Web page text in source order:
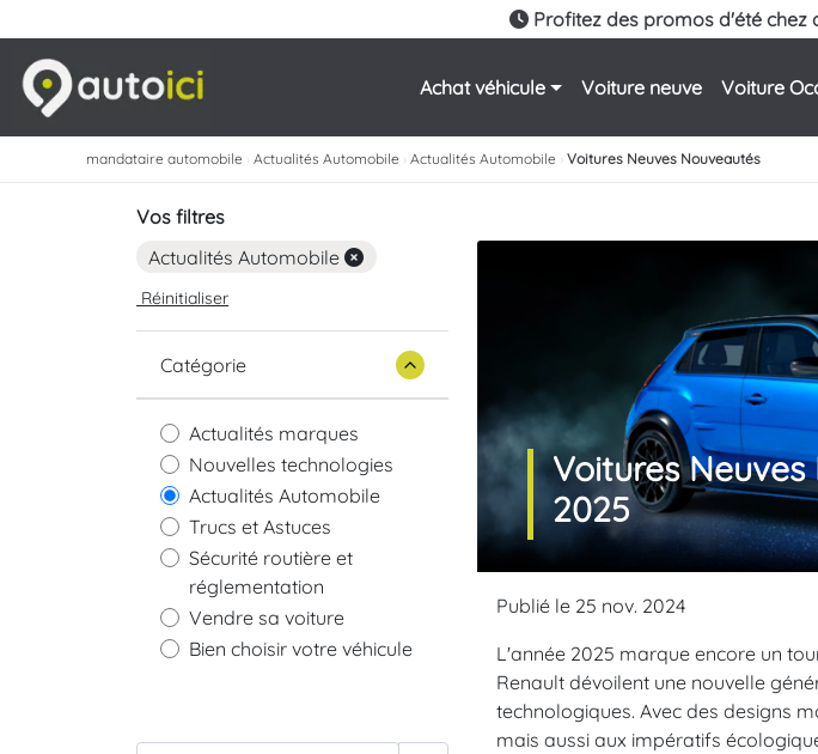
Profitez des promos d'été chez
Achat véhicule Voiture neuve Voiture
mandataire automobile › Actualités Automobile › Actualités Automobile › Voitures Neuves Nouveautés
Vos filtres
Actualités Automobile
Réinitialiser
Catégorie
Actualités marques
Nouvelles technologies
Actualités Automobile
Trucs et Astuces
Sécurité routière et
réglementation
Vendre sa voiture
Bien choisir votre véhicule
Voitures Neuves
2025
Publié le 25 nov. 2024
L'année 2025 marque encore un
Renault dévoilent une nouvelle
technologiques. Avec des designs
mais aussi aux impératifs